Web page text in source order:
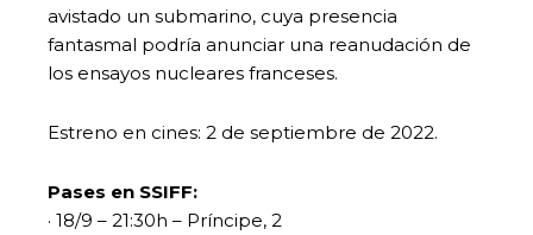
avistado un submarino, cuya presencia
fantasmal podría anunciar una reanudación de
los ensayos nucleares franceses.
Estreno en cines: 2 de septiembre de 2022.
Pases en SSIFF:
· 18/9 – 21:30h – Príncipe, 2